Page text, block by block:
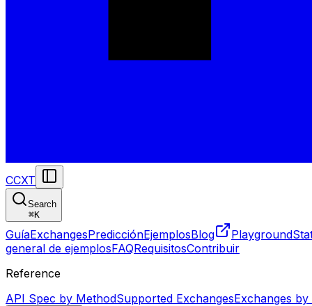
CCXT
Search
⌘K
GuíaExchangesPredicciónEjemplosBlog Playground
general de ejemplosFAQRequisitosContribuir
Reference
API Spec by MethodSupported ExchangesExchanges